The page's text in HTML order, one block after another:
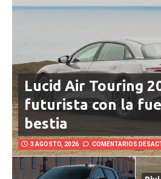
Lucid Air Touring
futurista con la
bestia
3 AGOSTO, 2026 COMENTARIOS